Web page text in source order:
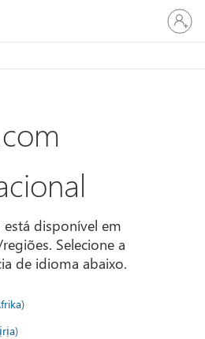
Iniciar
sessão
na
disponível em
Selecione a
de idioma abaixo.